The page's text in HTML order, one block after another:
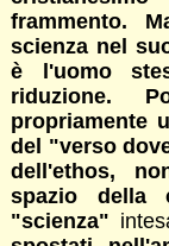
frammento.
scienza nel
è l'uomo
riduzione.
propriamente
del "verso
dell'ethos,
spazio della
"scienza"